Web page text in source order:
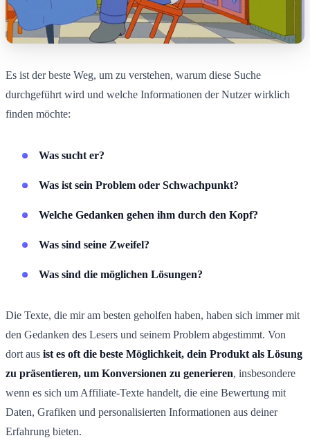
Es ist der beste Weg, um zu verstehen, warum diese Suche
durchgeführt wird und welche Informationen der Nutzer wirklich
finden möchte:
Was sucht er?
Was ist sein Problem oder Schwachpunkt?
Welche Gedanken gehen ihm durch den Kopf?
Was sind seine Zweifel?
Was sind die möglichen Lösungen?
Die Texte, die mir am besten geholfen haben, haben sich immer mit
den Gedanken des Lesers und seinem Problem abgestimmt. Von
dort aus ist es oft die beste Möglichkeit, dein Produkt als Lösung
zu präsentieren, um Konversionen zu generieren, insbesondere
wenn es sich um Affiliate-Texte handelt, die eine Bewertung mit
Daten, Grafiken und personalisierten Informationen aus deiner
Erfahrung bieten.